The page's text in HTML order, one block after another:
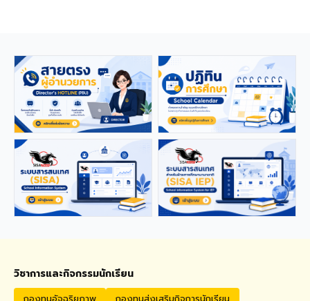
foreign educators for
teaching positions
covering Kindergarten,
Primary, and High School
Salary: 30,000 – 40,000
THB Housing Allowance:
6,500 THB Full assistance
with Visa and Work Permit
extensions Private Health
Insurance cover
Speakers or Non-Native
วิชาการและกิจกรรมนักเรียน